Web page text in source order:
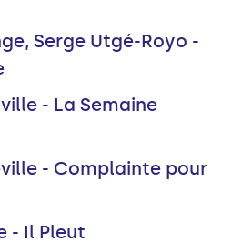
Serge Utgé-Royo -
- La Semaine
- Complainte pour
- Il Pleut